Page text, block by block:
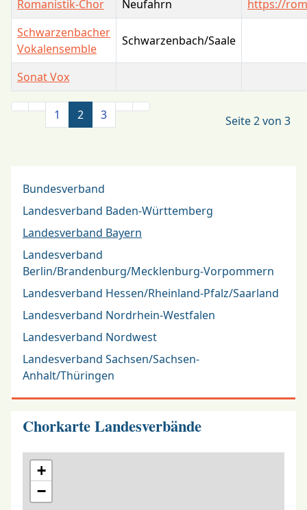
Kontakte,
Romanistik-Chor Neufahrn
https://
Schwarzenbacher
Vokalensemble
Schwarzenbach/Saale
Sonat Vox
Seite 2 von 3
1 2 3
Bundesverband
Landesverband Baden-Württemberg
Landesverband Bayern
Landesverband
Berlin/Brandenburg/Mecklenburg-Vorpommern
Landesverband Hessen/Rheinland-Pfalz/Saarland
Landesverband Nordrhein-Westfalen
Landesverband Nordwest
Landesverband Sachsen/Sachsen-
Anhalt/Thüringen
Chorkarte Landesverbände
+
−